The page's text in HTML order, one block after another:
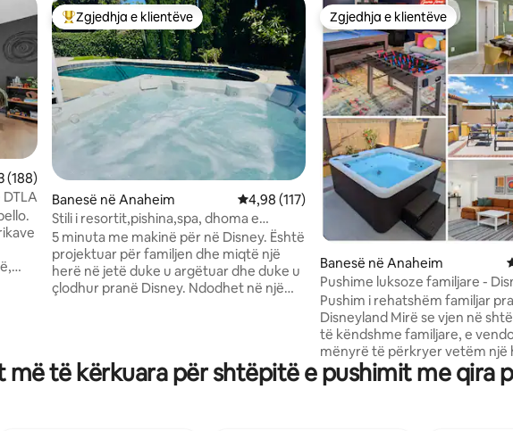
mesatar 4,93 nga 5, 188 vlerësime
(188)
krejt
Më të mirat e zgjedhjeve të klientëve
Zgjedhja e klientëve
Banesë në Anaheim Vlerësimi mesatar 4,98 nga 5, 117 vlerësime
4,98 (117)
Stili i resortit,pishina,spa, dhoma e
lojërave 5 minuta deri në Disney
5 minuta me makinë për në Disney. Është
projektuar për familjen dhe miqtë një
herë në jetë duke u argëtuar dhe duke u
çlodhur pranë Disney. Ndodhet në një
gjatë gjithë vitit me pishinën me ngrohje
diellore dhe pranë oborrit me divan dhe
Zgjedhja e klientëve
Zgjedhja e klientëve
Banesë në Anaheim
Pushime luksoze familjare -
Vaskë me hidromasazh •
Pushim i rehatshëm familjar
Disneyland Mirë se vjen në shtëpinë tonë
të këndshme familjare, e
mënyrë të përkryer vetëm një
guri larg botës magjike të
Pavarësisht nëse je këtu për
më të kërkuara për shtëpitë e pushimit me qira